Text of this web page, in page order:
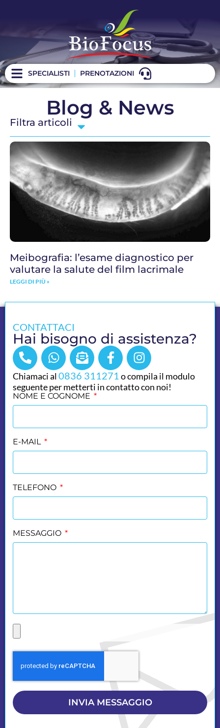
SPECIALISTI PRENOTAZIONI
Blog & News
Filtra articoli
Meibografia: l’esame diagnostico per
valutare la salute del film lacrimale
LEGGI DI PIÙ »
CONTATTACI
Hai bisogno di assistenza?
Chiamaci al0836 311271 o compila il modulo
seguente per metterti in contatto con noi!
NOME E COGNOME
E-MAIL
TELEFONO
MESSAGGIO
INVIA MESSAGGIO